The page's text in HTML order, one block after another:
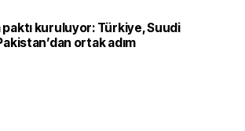
kuruluyor: Türkiye, Suudi
ortak adım